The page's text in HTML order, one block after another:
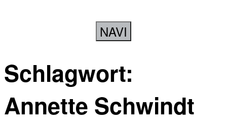
NAVI
Schlagwort:
Annette Schwindt